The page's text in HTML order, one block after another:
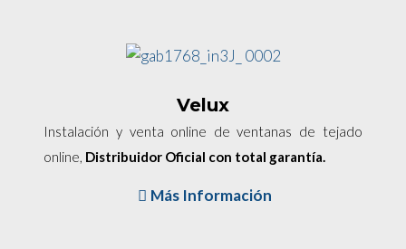
Velux
Instalación y venta online de ventanas de tejado
online, Distribuidor Oficial con total garantía.
Más Información